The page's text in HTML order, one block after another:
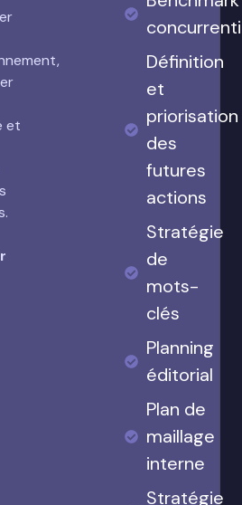
et
Définition
et
priorisation
des
futures
actions
Stratégie
de
mots-
clés
Planning
éditorial
Plan de
maillage
interne
Stratégie